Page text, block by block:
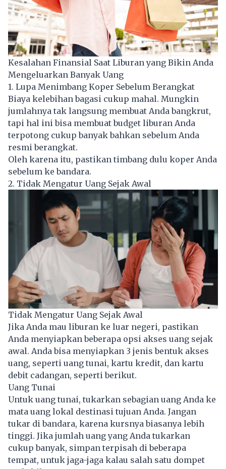
Kesalahan Finansial Saat Liburan yang Bikin Anda
Mengeluarkan Banyak Uang
1. Lupa Menimbang Koper Sebelum Berangkat
Biaya kelebihan bagasi cukup mahal. Mungkin
jumlahnya tak langsung membuat Anda bangkrut,
tapi hal ini bisa membuat budget liburan Anda
terpotong cukup banyak bahkan sebelum Anda
resmi berangkat.
Oleh karena itu, pastikan timbang dulu koper Anda
sebelum ke bandara.
2. Tidak Mengatur Uang Sejak Awal
Tidak Mengatur Uang Sejak Awal
Jika Anda mau liburan ke luar negeri, pastikan
Anda menyiapkan beberapa opsi akses uang sejak
awal. Anda bisa menyiapkan 3 jenis bentuk akses
uang, seperti uang tunai, kartu kredit, dan kartu
debit cadangan, seperti berikut.
Uang Tunai
Untuk uang tunai, tukarkan sebagian uang Anda ke
mata uang lokal destinasi tujuan Anda. Jangan
tukar di bandara, karena kursnya biasanya lebih
tinggi. Jika jumlah uang yang Anda tukarkan
cukup banyak, simpan terpisah di beberapa
tempat, untuk jaga-jaga kalau salah satu dompet